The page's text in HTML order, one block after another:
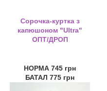
Сорочка-куртка з
капюшоном "Ultra"
ОПТ/ДРОП
НОРМА 745 грн
БАТАЛ 775 грн